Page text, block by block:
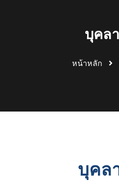
บุคล
หน้าหลัก
บุคล